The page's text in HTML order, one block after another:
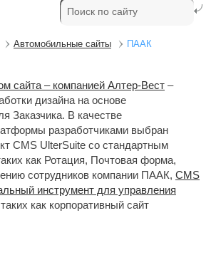
Автомобильные сайты ПААК
сайта – компанией Алтер-Вест –
дизайна на основе
Заказчика. В качестве
разработчиками выбран
CMS UlterSuite со стандартным
как Ротация, Почтовая форма,
сотрудников компании ПААК, CMS
инструмент для управления
как корпоративный сайт